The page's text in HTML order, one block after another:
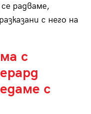
радваме,
с него на
с
с